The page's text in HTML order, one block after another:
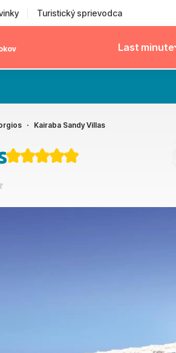
Turistický sprievodca
Last minute
Kairaba Sandy Villas